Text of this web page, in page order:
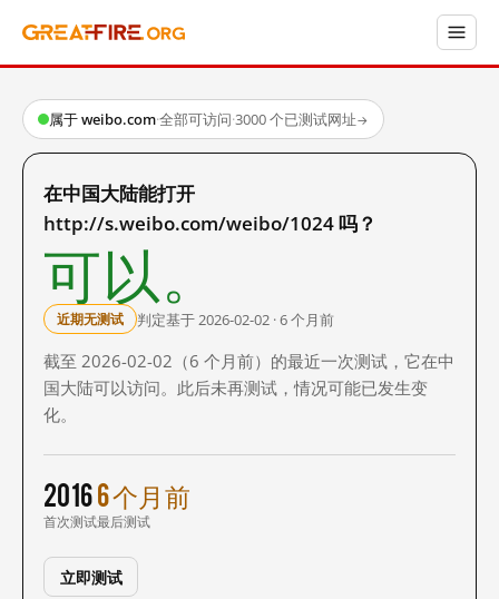
属于 weibo.com·全部可访问·3000 个已测试网址→
在中国大陆能打开
http://s.weibo.com/weibo/1024 吗？
可以。
近期无测试 判定基于 2026-02-02 · 6 个月前
截至 2026-02-02（6 个月前）的最近一次测试，它在中
国大陆可以访问。此后未再测试，情况可能已发生变
化。
2016
首次测试
6 个月前
最后测试
立即测试